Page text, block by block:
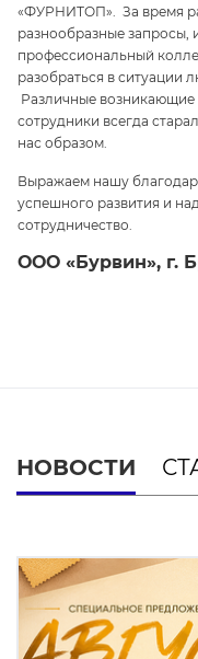
«ФУРНИТОП». За время
разнообразные
профессиональный
разобраться в ситуации
Различные
сотрудники всегда
нас образом.
Выражаем нашу
успешного развития и
сотрудничество.
ООО «Бурвин», г.
НОВОСТИ